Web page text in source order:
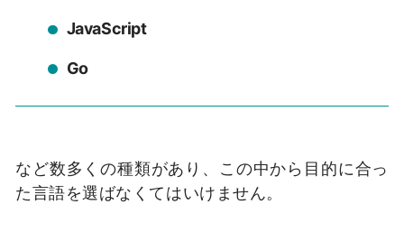
JavaScript
Go
など数多くの種類があり、この中から目的に合っ
た言語を選ばなくてはいけません。